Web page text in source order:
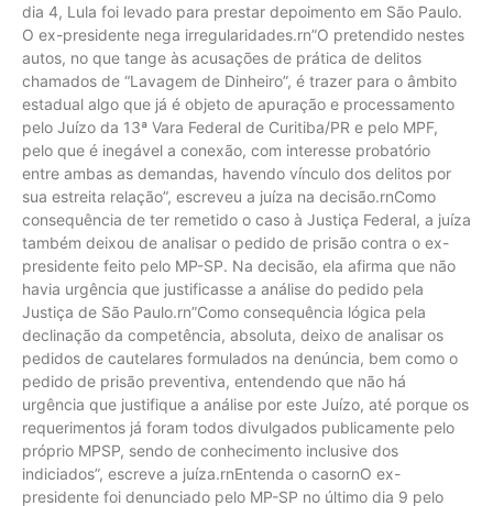
dia 4, Lula foi levado para prestar depoimento em São Paulo.
O ex-presidente nega irregularidades.rn”O pretendido nestes
autos, no que tange às acusações de prática de delitos
chamados de “Lavagem de Dinheiro”, é trazer para o âmbito
estadual algo que já é objeto de apuração e processamento
pelo Juízo da 13ª Vara Federal de Curitiba/PR e pelo MPF,
pelo que é inegável a conexão, com interesse probatório
entre ambas as demandas, havendo vínculo dos delitos por
sua estreita relação”, escreveu a juíza na decisão.rnComo
consequência de ter remetido o caso à Justiça Federal, a juíza
também deixou de analisar o pedido de prisão contra o ex-
presidente feito pelo MP-SP. Na decisão, ela afirma que não
havia urgência que justificasse a análise do pedido pela
Justiça de São Paulo.rn”Como consequência lógica pela
declinação da competência, absoluta, deixo de analisar os
pedidos de cautelares formulados na denúncia, bem como o
pedido de prisão preventiva, entendendo que não há
urgência que justifique a análise por este Juízo, até porque os
requerimentos já foram todos divulgados publicamente pelo
próprio MPSP, sendo de conhecimento inclusive dos
indiciados”, escreve a juíza.rnEntenda o casornO ex-
presidente foi denunciado pelo MP-SP no último dia 9 pelo